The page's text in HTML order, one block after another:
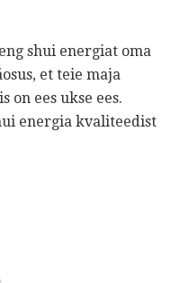
shui energiat oma
et teie maja
on ees ukse ees.
energia kvaliteedist